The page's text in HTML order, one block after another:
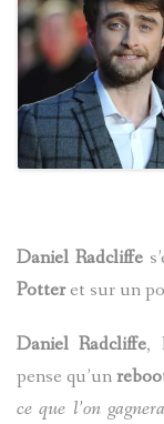
HARRY POTTER
LES ACTEURS
J.K. ROWLING
A PROPOS
Daniel Radcliffe
Potteret sur un
Daniel Radcliffe,
pense qu’un
ce que l’on